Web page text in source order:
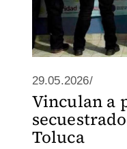
29.05.2026/
Vinculan a
Toluca